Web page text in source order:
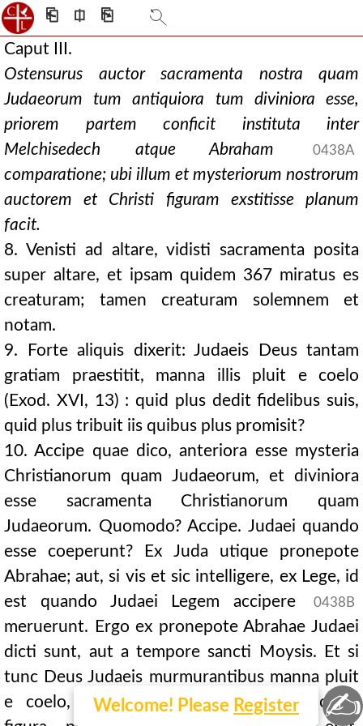
⎗ ⎅ ⎘
Welcome! Please Register
Caput III.
Ostensurus auctor sacramenta nostra quam
Judaeorum tum antiquiora tum diviniora esse,
priorem partem conficit instituta inter
Melchisedech atque Abraham
0438A
comparatione; ubi illum et mysteriorum nostrorum
auctorem et Christi figuram exstitisse planum
facit.
8. Venisti ad altare, vidisti sacramenta posita
super altare, et ipsam quidem 367 miratus es
creaturam; tamen creaturam solemnem et
notam.
9. Forte aliquis dixerit: Judaeis Deus tantam
gratiam praestitit, manna illis pluit e coelo
(Exod. XVI, 13) : quid plus dedit fidelibus suis,
quid plus tribuit iis quibus plus promisit?
10. Accipe quae dico, anteriora esse mysteria
Christianorum quam Judaeorum, et diviniora
esse sacramenta Christianorum quam
Judaeorum. Quomodo? Accipe. Judaei quando
esse coeperunt? Ex Juda utique pronepote
Abrahae; aut, si vis et sic intelligere, ex Lege, id
est quando Judaei Legem accipere
0438B
meruerunt. Ergo ex pronepote Abrahae Judaei
dicti sunt, aut a tempore sancti Moysis. Et si
tunc Deus Judaeis murmurantibus manna pluit
e coelo, tibi autem sacramentorum horum
✍